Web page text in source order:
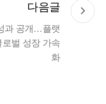
다음글
과 공개…플랫
로벌 성장 가속
화